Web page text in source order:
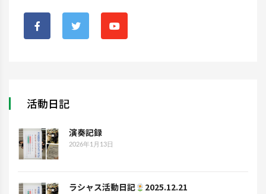
活動日記
演奏記録
2026年1月13日
ラシャス活動日記 2025.12.21